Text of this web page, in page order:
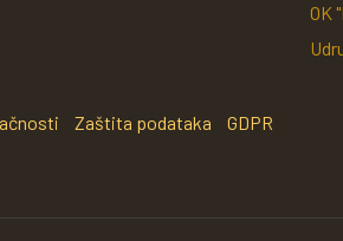
Zaštita podataka GDPR
OK